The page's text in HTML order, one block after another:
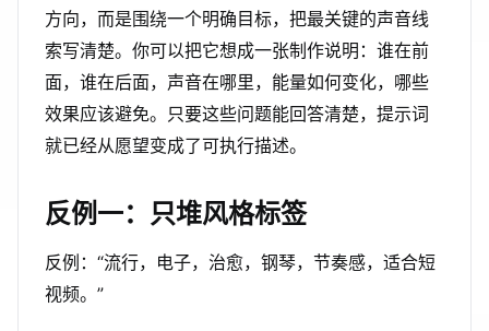
方向，而是围绕一个明确目标，把最关键的声音线
索写清楚。你可以把它想成一张制作说明：谁在前
面，谁在后面，声音在哪里，能量如何变化，哪些
效果应该避免。只要这些问题能回答清楚，提示词
就已经从愿望变成了可执行描述。
反例一：只堆风格标签
反例：“流行，电子，治愈，钢琴，节奏感，适合短
视频。”